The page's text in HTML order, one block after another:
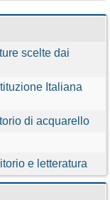
scelte dai
Italiana
di acquarello
e letteratura